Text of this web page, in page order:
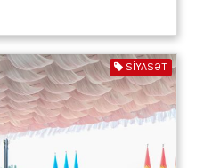
SIYASƏT